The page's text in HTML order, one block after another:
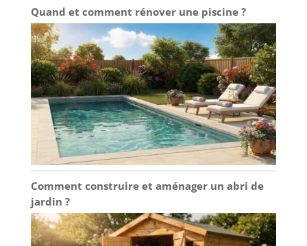
Quand et comment rénover une piscine ?
Comment construire et aménager un abri de
jardin ?